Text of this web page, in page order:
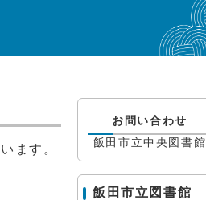
ます。
お問い合わせ
飯田市立中央図書館
飯田市立図書館